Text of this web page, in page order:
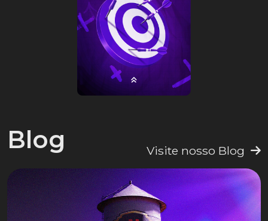
Blog Visite nosso Blog